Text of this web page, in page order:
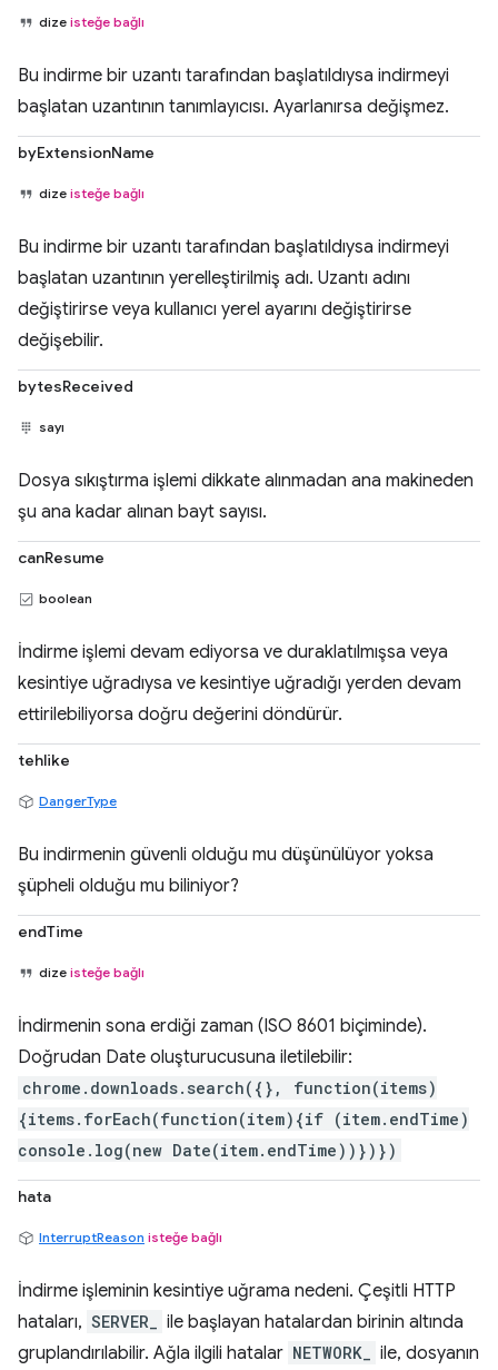
dize isteğe bağlı
Bu indirme bir uzantı tarafından başlatıldıysa indirmeyi
başlatan uzantının tanımlayıcısı. Ayarlanırsa değişmez.
byExtensionName
dize isteğe bağlı
Bu indirme bir uzantı tarafından başlatıldıysa indirmeyi
başlatan uzantının yerelleştirilmiş adı. Uzantı adını
değiştirirse veya kullanıcı yerel ayarını değiştirirse
değişebilir.
bytesReceived
sayı
Dosya sıkıştırma işlemi dikkate alınmadan ana makineden
şu ana kadar alınan bayt sayısı.
canResume
boolean
İndirme işlemi devam ediyorsa ve duraklatılmışsa veya
kesintiye uğradıysa ve kesintiye uğradığı yerden devam
ettirilebiliyorsa doğru değerini döndürür.
tehlike
DangerType
Bu indirmenin güvenli olduğu mu düşünülüyor yoksa
şüpheli olduğu mu biliniyor?
endTime
dize isteğe bağlı
İndirmenin sona erdiği zaman (ISO 8601 biçiminde).
Doğrudan Date oluşturucusuna iletilebilir:
chrome.downloads.search({}, function(items)
{items.forEach(function(item){if (item.endTime)
console.log(new Date(item.endTime))})})
hata
InterruptReason isteğe bağlı
İndirme işleminin kesintiye uğrama nedeni. Çeşitli HTTP
hataları, SERVER_
ile başlayan hatalardan birinin altında
gruplandırılabilir. Ağla ilgili hatalar NETWORK_ ile, dosyanın